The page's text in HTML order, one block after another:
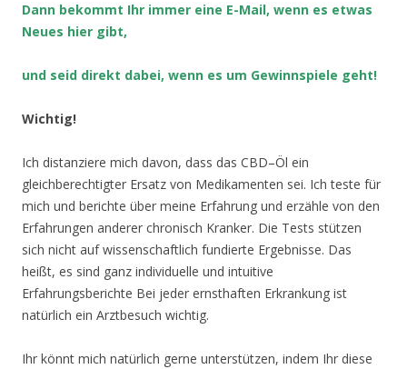
Dann bekommt Ihr immer eine E-Mail, wenn es etwas
Neues hier gibt,
und seid direkt dabei, wenn es um Gewinnspiele geht!
Wichtig!
Ich distanziere mich davon, dass das CBD–Öl ein
gleichberechtigter Ersatz von Medikamenten sei. Ich teste für
mich und berichte über meine Erfahrung und erzähle von den
Erfahrungen anderer chronisch Kranker. Die Tests stützen
sich nicht auf wissenschaftlich fundierte Ergebnisse. Das
heißt, es sind ganz individuelle und intuitive
Erfahrungsberichte Bei jeder ernsthaften Erkrankung ist
natürlich ein Arztbesuch wichtig.
Ihr könnt mich natürlich gerne unterstützen, indem Ihr diese